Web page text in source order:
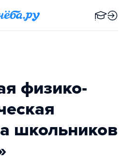
физико-
школьников